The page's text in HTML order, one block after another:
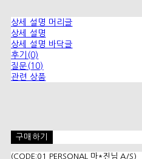
상세 설명 머리글
상세 설명
상세 설명 바닥글
후기(0)
질문(10)
관련 상품
구매하기
(CODE:01 PERSONAL 마*진님 A/S)